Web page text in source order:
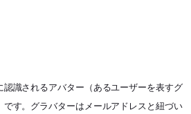
識されるアバター（あるユーザーを表すグ
す。グラバターはメールアドレスと紐づい